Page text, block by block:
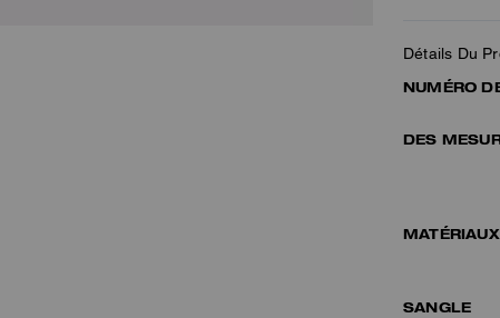
Détails Du
NUMÉRO
DES
MATÉRIAUX
SANGLE